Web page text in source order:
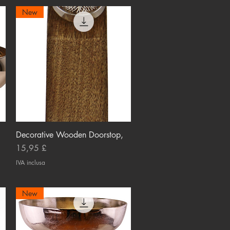
Vista rapida
New
Decorative Wooden Doorstop,
Prezzo
15,95 £
IVA inclusa
New